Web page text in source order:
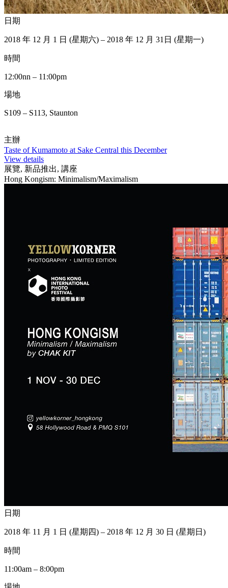
日期
2018 年 12 月 1 日 (星期六) – 2018 年 12 月 31日 (星期一)
時間
12:00nn – 11:00pm
場地
S109 – S113, Staunton
主辦
Taste of Kumamoto at Sake Central this December
View details
展覽, 新品推出, 講座
Hong Kongism: Minimalism/Maximalism
日期
2018 年 11 月 1 日 (星期四) – 2018 年 12 月 30 日 (星期日)
時間
11:00am – 8:00pm